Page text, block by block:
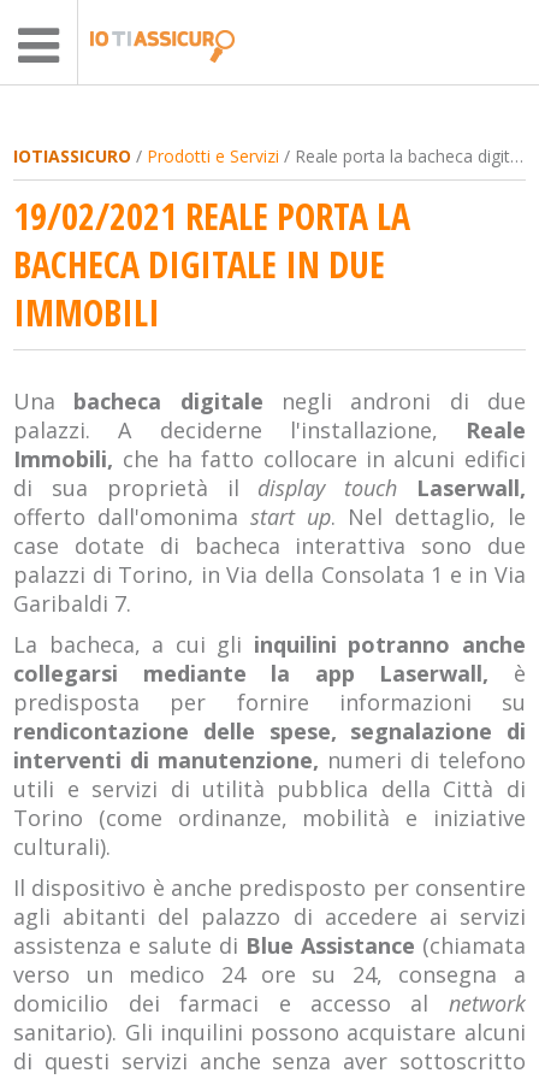
IOTIASSICURO / Prodotti e Servizi / Reale porta la bacheca digitale in due immobili
19/02/2021 REALE PORTA LA
BACHECA DIGITALE IN DUE
IMMOBILI
Una bacheca digitale negli androni di due
palazzi. A deciderne l'installazione, Reale
Immobili, che ha fatto collocare in alcuni edifici
di sua proprietà il display touch
Laserwall,
offerto dall'omonimastart up. Nel dettaglio, le
case dotate di bacheca interattiva sono due
palazzi di Torino, in Via della Consolata 1 e in Via
Garibaldi 7.
La bacheca, a cui gli inquilini potranno anche
collegarsi mediante la app Laserwall, è
predisposta per fornire informazioni su
rendicontazione delle spese, segnalazione di
interventi di manutenzione, numeri di telefono
utili e servizi di utilità pubblica della Città di
Torino (come ordinanze, mobilità e iniziative
culturali).
Il dispositivo è anche predisposto per consentire
agli abitanti del palazzo di accedere ai servizi
assistenza e salute di Blue Assistance (chiamata
verso un medico 24 ore su 24, consegna a
domicilio dei farmaci e accesso al network
sanitario). Gli inquilini possono acquistare alcuni
di questi servizi anche senza aver sottoscritto